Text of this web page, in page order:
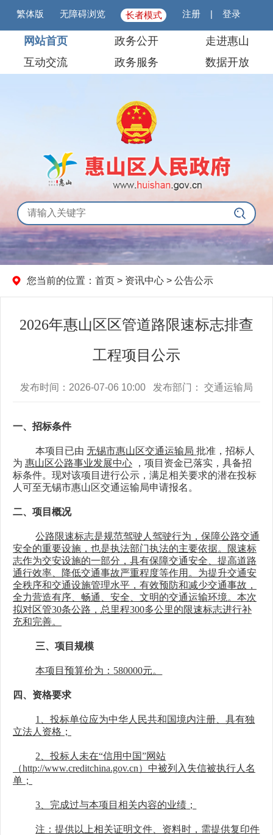
繁体版 无障碍浏览 长者模式 注册 |登录
网站首页 政务公开
走进惠山
互动交流
政务服务 数据开放
您当前的位置： 首页 > 资讯中心 > 公告公示
2026年惠山区区管道路限速标志排查
工程项目公示
发布时间：2026-07-06 10:00 发布部门： 交通运输局
一、招标条件
本项目 已由 无锡市惠山区交通运输局 批准，招标人
为 惠山区公路事业发展中心 ， 项目 资金已落实 ， 具备招
标条件。 现对该项目进行公示 ， 满足相关要求的潜在投标
人可至无锡市惠山区交通运输局申请报名 。
二、 项目概况
公路限速标志是规范驾驶人驾驶行为，保障公路交通
安全的重要设施，也是执法部门执法的主要依据。限速标
志作为交安设施的一部分，具有保障交通安全、提高道路
通行效率、降低交通事故严重程度等作用。为提升交通安
全秩序和交通设施管理水平，有效预防和减少交通事故，
全力营造有序、畅通、安全、文明的交通运输环境。本次
拟对区管30条公路 ， 总里程300多公里的限速标志进行补
充和完善。
三、项目规模
本项 目预算价为： 580000元。
四、 资格要求
1、投标单位应为中华人民共和国境内注册、具有独
立法人资格；
2、投标人未在“信用中国”网站
（http://www.creditchina.gov.cn）中被列入失信被执行人名
单；
3、 完成过与本项目相关内容的业绩 ；
注：提供以上相关证明文件、资料时，需提供复印件